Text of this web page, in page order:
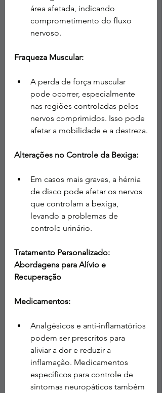
área afetada, indicando
comprometimento do fluxo
nervoso.
Fraqueza Muscular:
A perda de força muscular
pode ocorrer, especialmente
nas regiões controladas pelos
nervos comprimidos. Isso pode
afetar a mobilidade e a destreza.
Alterações no Controle da Bexiga:
Em casos mais graves, a hérnia
de disco pode afetar os nervos
que controlam a bexiga,
levando a problemas de
controle urinário.
Tratamento Personalizado:
Abordagens para Alívio e
Recuperação
Medicamentos:
Analgésicos e anti-inflamatórios
podem ser prescritos para
aliviar a dor e reduzir a
inflamação. Medicamentos
específicos para controle de
sintomas neuropáticos também